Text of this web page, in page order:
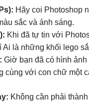
Hãy coi Photoshop
sắc và ánh sáng.
Khi đã tự tin với
Ai là những khối lego
Giờ bạn đã có hình
cùng với con chữ một
Không cần phải